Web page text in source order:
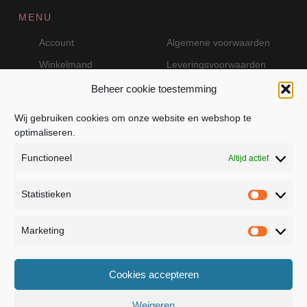
Beheer cookie toestemming
Wij gebruiken cookies om onze website en webshop te
optimaliseren.
Functioneel Altijd actief
Statistieken
Marketing
Cookies accepteren
MENU
Account
Algemene voorwaarden
Winkelmand
Leveringsvoorwaarden
VEILIG BETALEN MET MOLLIE
JB Fashion — Powered by Jolanda Bevelander
Dressage - Heuvelsweg 19 - 4321 TE Kerkwerve